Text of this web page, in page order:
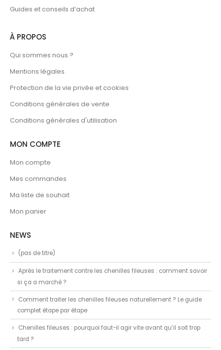
Guides et conseils d’achat
À PROPOS
Qui sommes nous ?
Mentions légales
Protection de la vie privée et cookies
Conditions générales de vente
Conditions générales d'utilisation
MON COMPTE
Mon compte
Mes commandes
Ma liste de souhait
Mon panier
NEWS
(pas de titre)
Après le traitement contre les chenilles fileuses : comment savoir
si ça a marché ?
Comment traiter les chenilles fileuses naturellement ? Le guide
complet étape par étape
Chenilles fileuses : pourquoi faut-il agir vite avant qu’il soit trop
tard ?